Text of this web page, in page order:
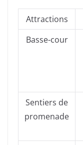
Attractions
Basse-cour
Sentiers de
promenade